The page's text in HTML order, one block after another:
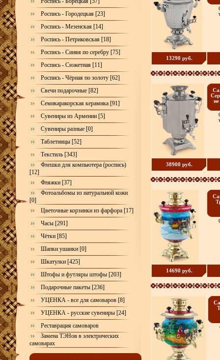
Роспись - Городецкая [23]
Роспись - Мезенская [14]
Роспись - Петриковская [18]
Роспись - Синяя по серебру [75]
Роспись - Сюжетная [11]
Роспись - Чёрная по золоту [62]
Свечи подарочные [82]
Семикаракорская керамика [91]
Сувениры из Армении [5]
Сувениры разные [0]
Таблетницы [52]
Текстиль [343]
Флешки для компьютера (роспись)
[12]
Фляжки [37]
Фотоальбомы из натуральной кожи
[0]
Цветочные корзинки из фарфора [17]
Часы [291]
Чётки [85]
Шапки ушанки [0]
Шкатулки [425]
Штофы и футляры штофы [203]
Подарочные пакеты [236]
УЦЕНКА - все для самоваров [8]
УЦЕНКА - русские сувениры [24]
Реставрация самоваров
Замена ТЭНов в электрических
самоварах
13290 руб.
38900 руб.
14690 руб.